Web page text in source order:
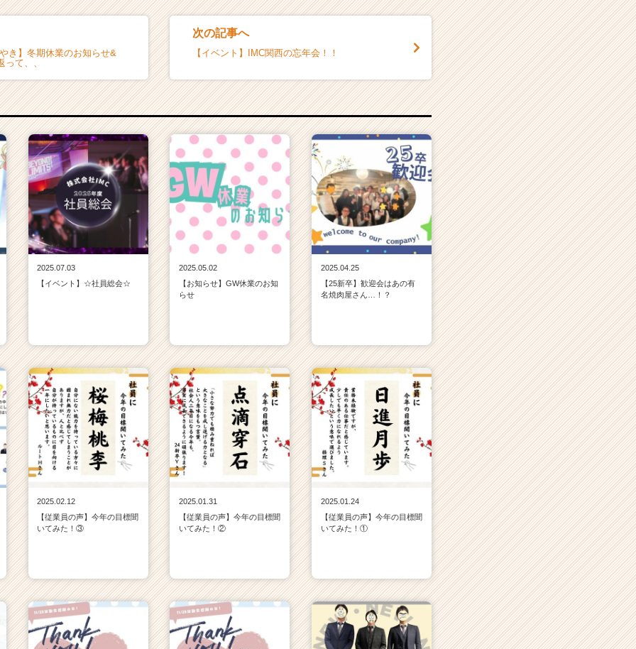
き】冬期休業のお知らせ&
て、、
次の記事へ
【イベント】IMC関西の忘年会！！
2025.07.03
【イベント】☆社員総会☆
2025.05.02
【お知らせ】GW休業のお知
らせ
2025.04.25
【25新卒】歓迎会はあの有
名焼肉屋さん…！？
2025.02.12
【従業員の声】今年の目標聞
いてみた！③
2025.01.31
【従業員の声】今年の目標聞
いてみた！②
2025.01.24
【従業員の声】今年の目標聞
いてみた！①